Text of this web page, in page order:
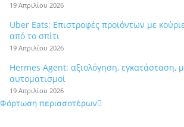
19 Απριλίου 2026
Uber Eats: Επιστροφές προϊόντων με
από το σπίτι
19 Απριλίου 2026
Hermes Agent: αξιολόγηση, εγκατάσταση,
αυτοματισμοί
19 Απριλίου 2026
Φόρτωση περισσοτέρων